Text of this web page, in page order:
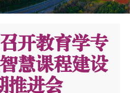
开教育学专
慧课程建设
推进会